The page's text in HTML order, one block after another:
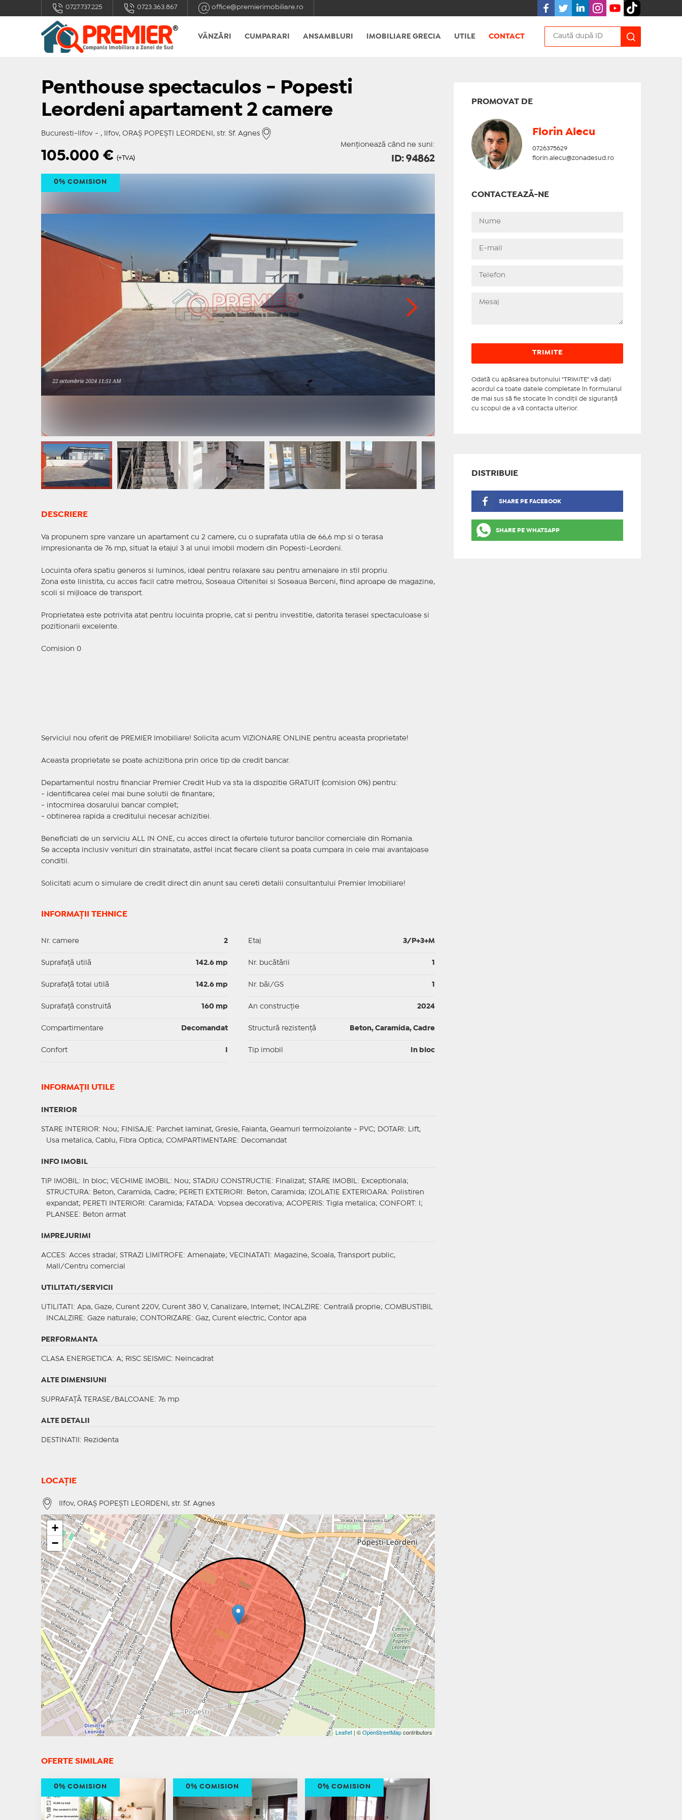
0727.737.225 0723.363.867 office@premierimobiliare.ro
VÂNZĂRI CUMPARARI ANSAMBLURI IMOBILIARE GRECIA UTILE CONTACT
Penthouse spectaculos - Popesti
Leordeni apartament 2 camere
Bucuresti-Ilfov - , Ilfov, ORAŞ POPEŞTI LEORDENI, str. Sf. Agnes
Menționează când ne suni:
105.000 € (+TVA) ID: 94862
0% COMISION
DESCRIERE
Va propunem spre vanzare un apartament cu 2 camere, cu o suprafata utila de 66,6 mp si o terasa
impresionanta de 76 mp, situat la etajul 3 al unui imobil modern din Popesti-Leordeni.
Locuinta ofera spatiu generos si luminos, ideal pentru relaxare sau pentru amenajare in stil propriu.
Zona este linistita, cu acces facil catre metrou, Soseaua Oltenitei si Soseaua Berceni, fiind aproape de magazine,
scoli si mijloace de transport.
Proprietatea este potrivita atat pentru locuinta proprie, cat si pentru investitie, datorita terasei spectaculoase si
pozitionarii excelente.
Comision 0
Serviciul nou oferit de PREMIER Imobiliare! Solicita acum VIZIONARE ONLINE pentru aceasta proprietate!
Aceasta proprietate se poate achizitiona prin orice tip de credit bancar.
Departamentul nostru financiar Premier Credit Hub va sta la dispozitie GRATUIT (comision 0%) pentru:
- identificarea celei mai bune solutii de finantare;
- intocmirea dosarului bancar complet;
- obtinerea rapida a creditului necesar achizitiei.
Beneficiati de un serviciu ALL IN ONE, cu acces direct la ofertele tuturor bancilor comerciale din Romania.
Se accepta inclusiv venituri din strainatate, astfel incat fiecare client sa poata cumpara in cele mai avantajoase
conditii.
Solicitati acum o simulare de credit direct din anunt sau cereti detalii consultantului Premier Imobiliare!
INFORMAȚII TEHNICE
Nr. camere 2
Suprafaţă utilă 142.6 mp
Suprafaţă total utilă 142.6 mp
Suprafaţă construită 160 mp
Compartimentare Decomandat
Confort
Etaj 3/P+3+M
Nr. bucătării
Nr. băi/GS
An construcție 2024
Structură rezistență Beton, Caramida, Cadre
Tip imobil In bloc
INFORMAŢII UTILE
INTERIOR
STARE INTERIOR: Nou; FINISAJE : Parchet laminat, Gresie, Faianta, Geamuri termoizolante - PVC; DOTARI : Lift,
Usa metalica, Cablu, Fibra Optica; COMPARTIMENTARE : Decomandat
INFO IMOBIL
TIP IMOBIL : In bloc; VECHIME IMOBIL : Nou; STADIU CONSTRUCTIE : Finalizat; STARE IMOBIL
: Exceptionala;
STRUCTURA: Beton, Caramida, Cadre; PERETI EXTERIORI : Beton, Caramida; IZOLATIE EXTERIOARA: Polistiren
expandat; PERETI INTERIORI : Caramida; FATADA: Vopsea decorativa; ACOPERIS: Tigla metalica; CONFORT
: I;
PLANSEE : Beton armat
IMPREJURIMI
ACCES: Acces stradal; STRAZI LIMITROFE : Amenajate; VECINATATI
: Magazine, Scoala, Transport public,
Mall/Centru comercial
UTILITATI/SERVICII
UTILITATI : Apa, Gaze, Curent 220V, Curent 380 V, Canalizare, Internet; INCALZIRE : Centrală proprie; COMBUSTIBIL
INCALZIRE : Gaze naturale; CONTORIZARE : Gaz, Curent electric, Contor apa
PERFORMANTA
CLASA ENERGETICA: A; RISC SEISMIC: Neincadrat
ALTE DIMENSIUNI
SUPRAFAȚĂ TERASE/BALCOANE: 76 mp
ALTE DETALII
DESTINATII : Rezidenta
LOCAȚIE
Ilfov, ORAŞ POPEŞTI LEORDENI, str. Sf. Agnes
+
−
Leaflet| ©OpenStreetMapcontributors
PROMOVAT DE
Florin Alecu
0726375629
florin.alecu@zonadesud.ro
CONTACTEAZĂ-NE
Odată cu apăsarea butonului "TRIMITE" vă daţi
acordul ca toate datele completate în formularul
de mai sus să fie stocate în condiţii de siguranţă
cu scopul de a vă contacta ulterior.
DISTRIBUIE
SHARE PE FACEBOOK
SHARE PE WHATSAPP
OFERTE SIMILARE
0% COMISION 0% COMISION 0% COMISION